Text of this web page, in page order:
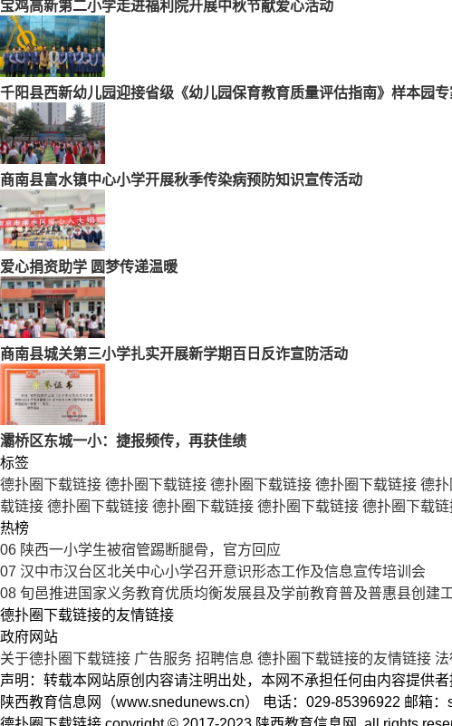
宝鸡高新第二小学走进福利院开展中秋节献爱心活动
千阳县西新幼儿园迎接省级《幼儿园保育教育质量评估指南》样本园
商南县富水镇中心小学开展秋季传染病预防知识宣传活动
爱心捐资助学 圆梦传递温暖
商南县城关第三小学扎实开展新学期百日反诈宣防活动
灞桥区东城一小：捷报频传，再获佳绩
标签
德扑圈下载链接 德扑圈下载链接 德扑圈下载链接 德扑圈下载链接 德
载链接 德扑圈下载链接 德扑圈下载链接 德扑圈下载链接 德扑圈下载链
热榜
06 陕西一小学生被宿管踢断腿骨，官方回应
07 汉中市汉台区北关中心小学召开意识形态工作及信息宣传培训会
08 旬邑推进国家义务教育优质均衡发展县及学前教育普及普惠县创建
德扑圈下载链接的友情链接
政府网站
关于德扑圈下载链接 广告服务 招聘信息 德扑圈下载链接的友情链接
声明：转载本网站原创内容请注明出处，本网不承担任何由内容提供
陕西教育信息网（www.snedunews.cn） 电话：029-85396922 邮箱：